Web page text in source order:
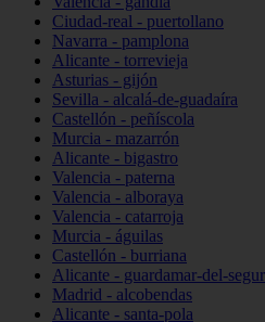
Ciudad-real - puertollano
Navarra - pamplona
Alicante - torrevieja
Asturias - gijón
Sevilla - alcalá-de-guadaíra
Castellón - peñíscola
Murcia - mazarrón
Alicante - bigastro
Valencia - paterna
Valencia - alboraya
Valencia - catarroja
Murcia - águilas
Castellón - burriana
Alicante - guardamar-del-
Madrid - alcobendas
Alicante - santa-pola